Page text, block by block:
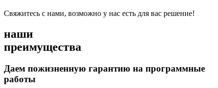
Свяжитесь с нами, возможно у нас есть для вас решение!
наши
преимущества
Даем пожизненную гарантию на программные
работы